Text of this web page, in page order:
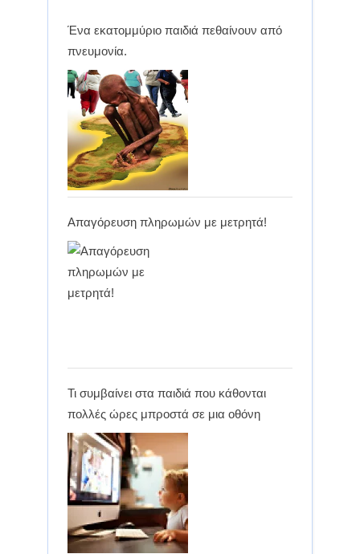
Ένα εκατομμύριο παιδιά πεθαίνουν από
πνευμονία.
Απαγόρευση πληρωμών με μετρητά!
Τι συμβαίνει στα παιδιά που κάθονται
πολλές ώρες μπροστά σε μια οθόνη